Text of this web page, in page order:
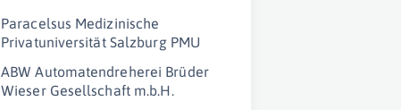
Paracelsus Medizinische
Privatuniversität Salzburg PMU
ABW Automatendreherei Brüder
Wieser Gesellschaft m.b.H.